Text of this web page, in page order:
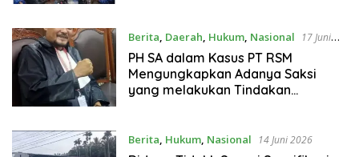
Berita, Daerah, Hukum, Nasional
17 Juni
2026
PH SA dalam Kasus PT RSM
Mengungkapkan Adanya Saksi
yang melakukan Tindakan
Berita, Hukum, Nasional 14 Juni 2026